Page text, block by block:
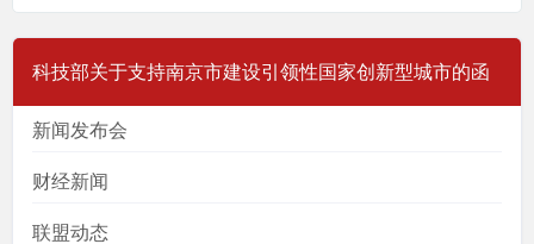
科技部关于支持南京市建设引领性国家创新型城市的函
新闻发布会
财经新闻
联盟动态